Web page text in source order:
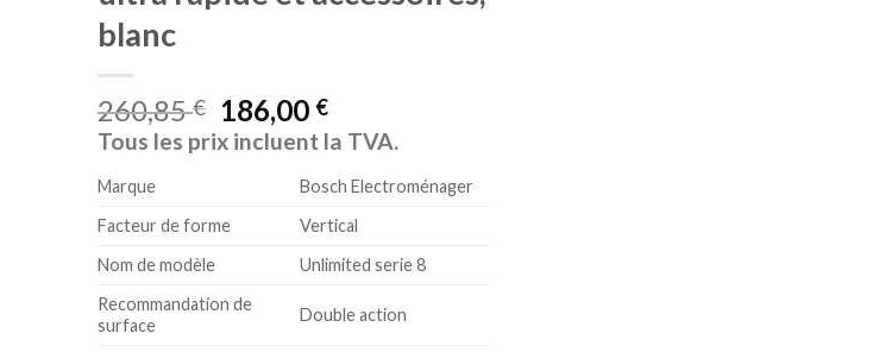
blanc
260,85€ 186,00 €
Tous les prix incluent la TVA.
Marque
Bosch Electroménager
Facteur de forme
Vertical
Nom de modèle
Unlimited serie 8
Recommandation de
surface
Double action